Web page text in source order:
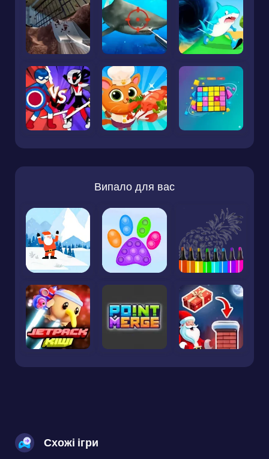
Випало для вас
Схожі ігри